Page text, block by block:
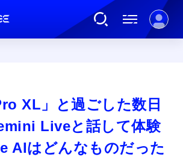
AI
XL」と過ごした数日
Liveと話して体験
AIはどんなものだった